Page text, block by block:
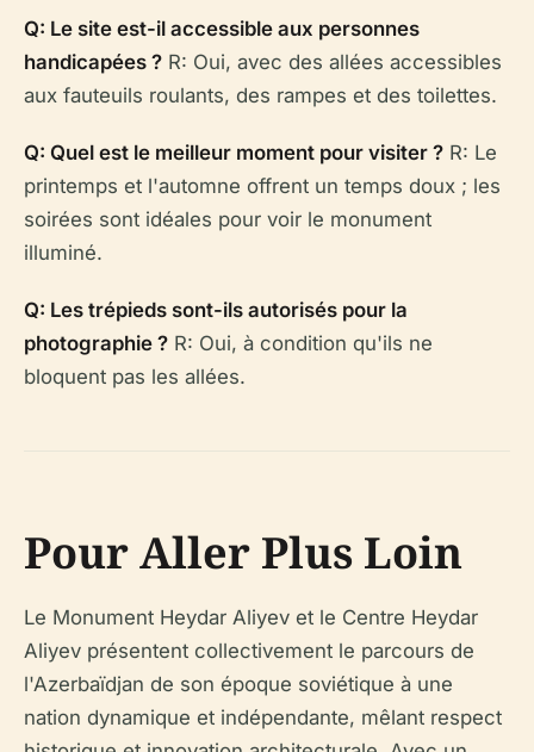
Q: Le site est-il accessible aux personnes
handicapées ? R: Oui, avec des allées accessibles
aux fauteuils roulants, des rampes et des toilettes.
Q: Quel est le meilleur moment pour visiter ? R: Le
printemps et l'automne offrent un temps doux ; les
soirées sont idéales pour voir le monument
illuminé.
Q: Les trépieds sont-ils autorisés pour la
photographie ? R: Oui, à condition qu'ils ne
bloquent pas les allées.
Pour Aller Plus Loin
Le Monument Heydar Aliyev et le Centre Heydar
Aliyev présentent collectivement le parcours de
l'Azerbaïdjan de son époque soviétique à une
nation dynamique et indépendante, mêlant respect